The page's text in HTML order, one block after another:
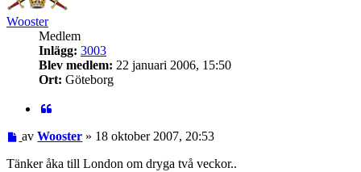
Wooster
Medlem
Inlägg: 3003
Blev medlem: 22 januari 2006, 15:50
Ort: Göteborg
Inlägg
avWooster » 18 oktober 2007, 20:53
Tänker åka till London om dryga två veckor..